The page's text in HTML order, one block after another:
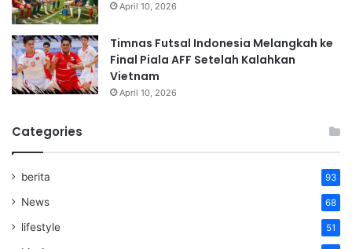
April 10, 2026
Timnas Futsal Indonesia Melangkah ke
Final Piala AFF Setelah Kalahkan
Vietnam
April 10, 2026
Categories
berita 93
News 68
lifestyle 51